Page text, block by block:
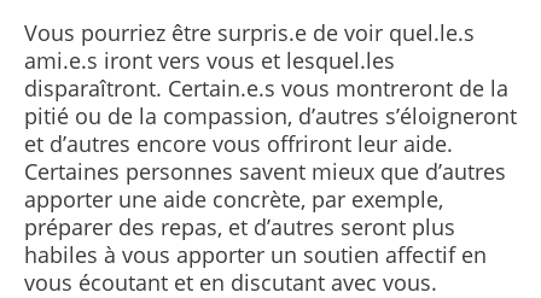
Vous pourriez être surpris.e de voir quel.le.s
ami.e.s iront vers vous et lesquel.les
disparaîtront. Certain.e.s vous montreront de la
pitié ou de la compassion, d’autres s’éloigneront
et d’autres encore vous offriront leur aide.
Certaines personnes savent mieux que d’autres
apporter une aide concrète, par exemple,
préparer des repas, et d’autres seront plus
habiles à vous apporter un soutien affectif en
vous écoutant et en discutant avec vous.